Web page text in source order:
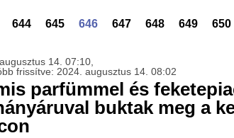
644 645 646 647 648 649 650
14. 07:10,
frissítve: 2024. augusztus 14. 08:02
parfümmel és
buktak meg a